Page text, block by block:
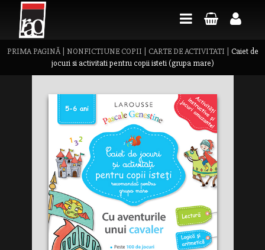
PRIMA PAGINĂ| NONFICTIUNE COPII CARTE DE ACTIVITATI
Caiet de
jocuri si activitati pentru copii isteti (grupa mare)